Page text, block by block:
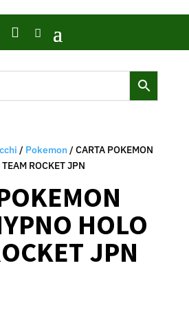

/ Pokemon / CARTA POKEMON
ROCKET JPN
HOLO
JPN